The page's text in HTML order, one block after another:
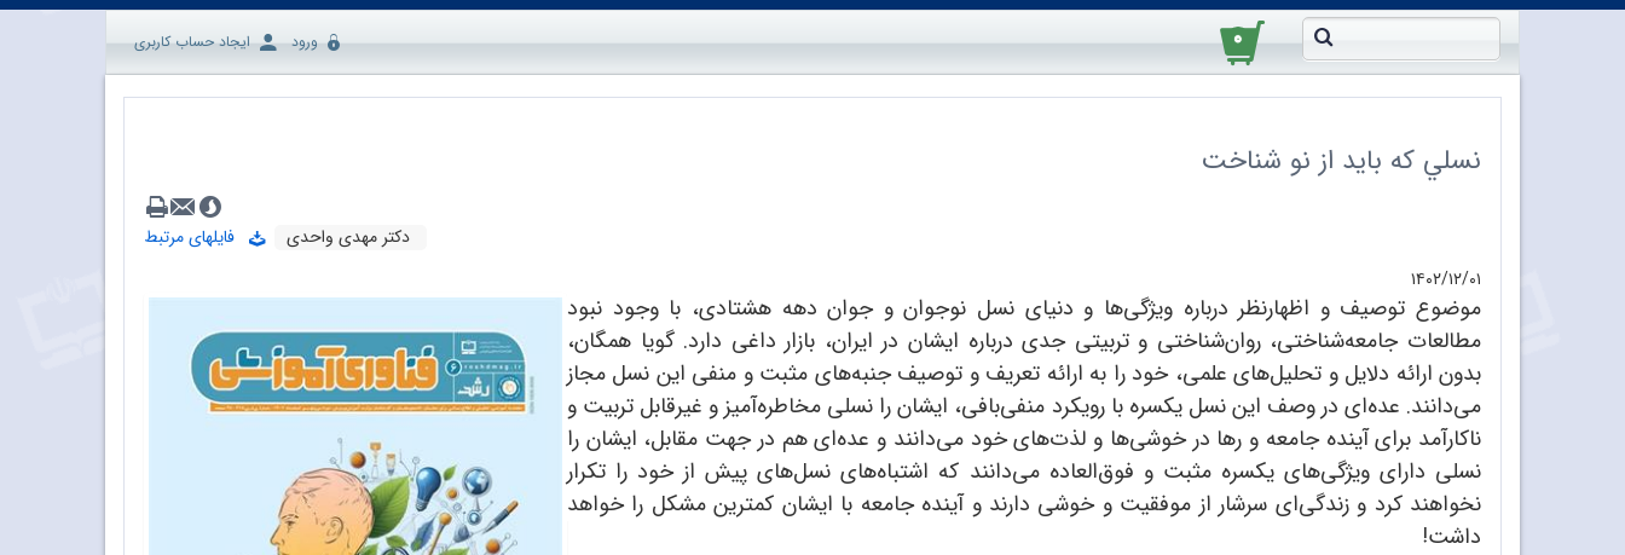
۰ ورود ایجاد حساب کاربری
نسلي که باید از نو شناخت
دکتر مهدی واحدی
فایلهای مرتبط
۱۴۰۲/۱۲/۰۱
موضوع توصیف و اظهارنظر درباره ویژگی‌ها و دنیای نسل نوجوان و جوان دهه هشتادی، با وجود نبود
مطالعات جامعه‌شناختی، روان‌شناختی و تربیتی جدی درباره ایشان در ایران، بازار داغی دارد. گویا همگان،
بدون ارائه دلایل و تحلیل‌های علمی، خود را به ارائه تعریف و توصیف جنبه‌های مثبت و منفی این نسل مجاز
می‌دانند. عده‌ای در وصف این نسل یکسره با رویکرد منفی‌بافی، ایشان را نسلی مخاطره‌آمیز و غیرقابل تربیت و
ناکارآمد برای آینده جامعه و رها در خوشی‌ها و لذت‌های خود می‌دانند و عده‌ای هم در جهت مقابل، ایشان را
نسلی دارای ویژگی‌های یکسره مثبت و فوق‌العاده می‌دانند که اشتباه‌های نسل‌های پیش از خود را تکرار
نخواهند کرد و زندگی‌ای سرشار از موفقیت و خوشی دارند و آینده جامعه با ایشان کمترین مشکل را خواهد
داشت!